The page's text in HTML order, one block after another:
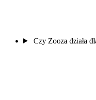
Czy Zooza działa